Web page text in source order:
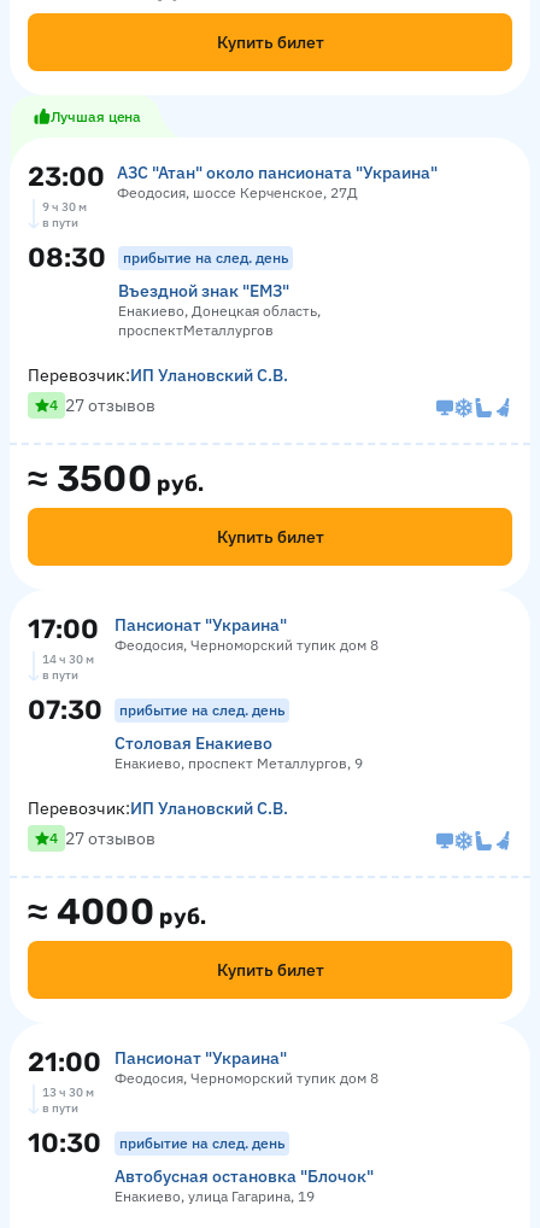
Купить билет
Лучшая цена
23:00 АЗС "Атан" около пансионата "Украина"
Феодосия, шоссе Керченское, 27Д
9 ч 30 м
в пути
08:30 прибытие на след. день
Въездной знак "ЕМЗ"
Енакиево, Донецкая область,
проспектМеталлургов
≈ 3500 руб.
Купить билет
Перевозчик:ИП Улановский С.В.
4 27 отзывов
17:00 Пансионат "Украина"
Феодосия, Черноморский тупик дом 8
14 ч 30 м
в пути
07:30 прибытие на след. день
Столовая Енакиево
Енакиево, проспект Металлургов, 9
≈ 4000 руб.
Купить билет
Перевозчик:ИП Улановский С.В.
4 27 отзывов
21:00 Пансионат "Украина"
Феодосия, Черноморский тупик дом 8
13 ч 30 м
в пути
10:30 прибытие на след. день
Автобусная остановка "Блочок"
Енакиево, улица Гагарина, 19